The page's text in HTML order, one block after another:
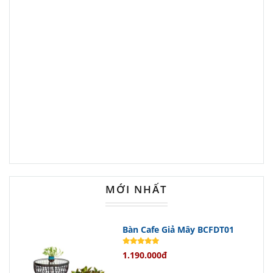
Thân sắt ống được sơn tĩnh điện
Đặc biệt, đế chân gang với họa tiết
tinh tế tạo điểm nhấn thẩm mỹ độc
MỚI NHẤT
Bàn Cafe Giả Mây BCFDT01
1.190.000đ